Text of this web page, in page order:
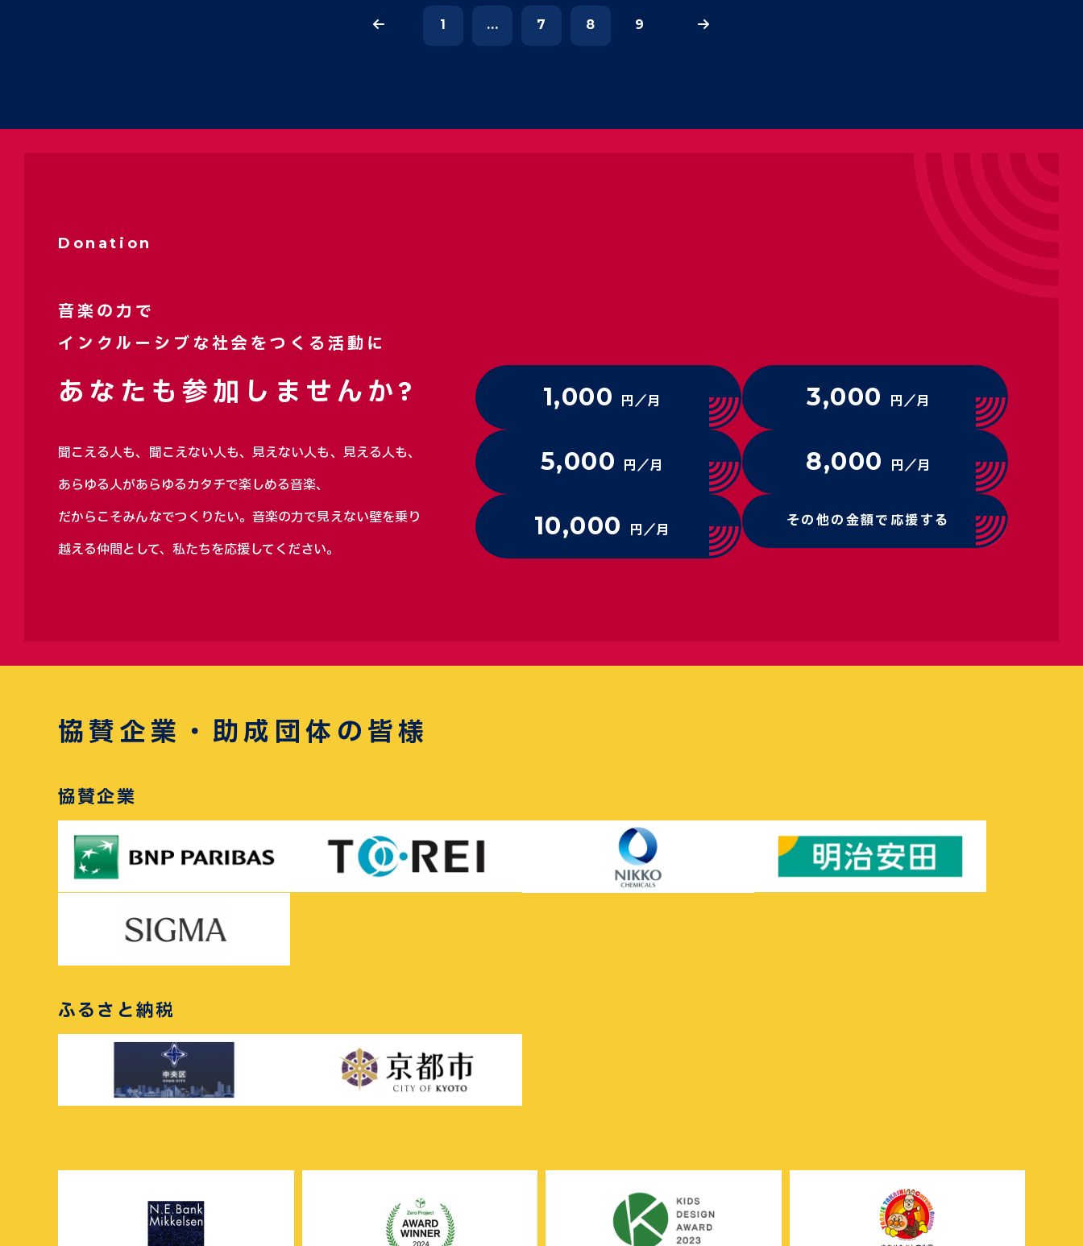
1 ... 7 8 9
Donation
音楽の力で
インクルーシブな社会をつくる活動に
あなたも参加しませんか?
聞こえる人も、聞こえない人も、見えない人も、見える人も、
あらゆる人があらゆるカタチで楽しめる音楽、
だからこそみんなでつくりたい。音楽の力で見えない壁を乗り
越える仲間として、私たちを応援してください。
1,000 円／月 3,000 円／月
5,000 円／月 8,000 円／月
10,000 円／月 その他の金額で応援する
協賛企業・助成団体の皆様
協賛企業
ふるさと納税